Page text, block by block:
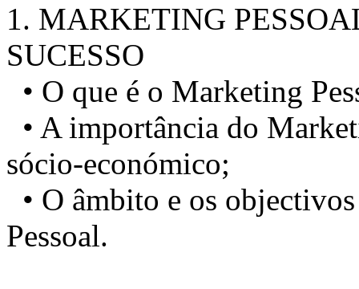
1. MARKETING
SUCESSO
• O que é o Marketing
• A importância do
sócio-económico;
• O âmbito e os
Pessoal.